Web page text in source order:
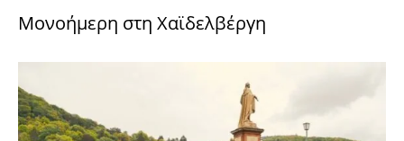
Μονοήμερη στη Χαϊδελβέργη